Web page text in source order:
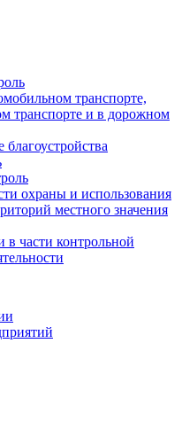
транспорте,
транспорте и в дорожном
охраны и использования
местного значения
части контрольной